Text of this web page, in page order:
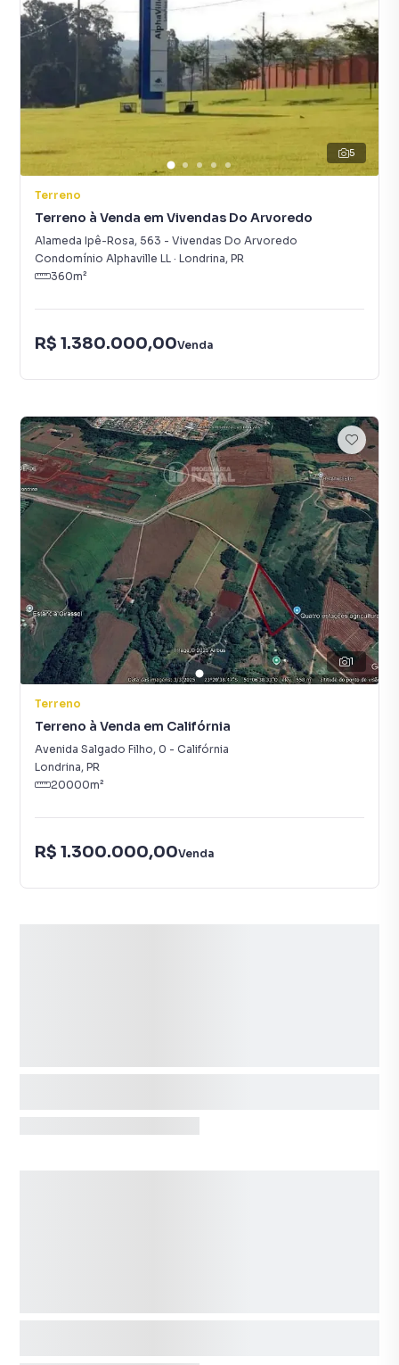
5
Terreno
Terreno à Venda em Vivendas Do Arvoredo
Alameda Ipê-Rosa, 563 - Vivendas Do Arvoredo
Condomínio Alphaville LL · Londrina, PR
360m²
R$ 1.380.000,00Venda
1
Terreno
Terreno à Venda em Califórnia
Avenida Salgado Filho, 0 - Califórnia
Londrina, PR
20000m²
R$ 1.300.000,00Venda